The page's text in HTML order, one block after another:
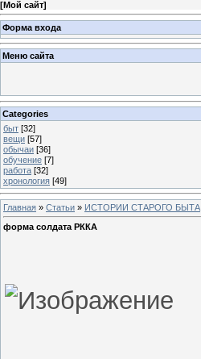
[Мой сайт]
Форма входа
Меню сайта
Categories
быт [32]
вещи [57]
обычаи [36]
обучение [7]
работа [32]
хронология [49]
Главная » Статьи » ИСТОРИИ СТАРОГО БЫТА
форма солдата РККА